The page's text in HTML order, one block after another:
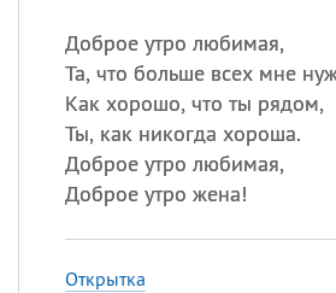
Доброе утро любимая,
Та, что больше всех мне
Как хорошо, что ты рядом,
Ты, как никогда хороша.
Доброе утро любимая,
Доброе утро жена!
Открытка